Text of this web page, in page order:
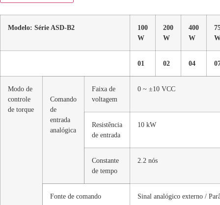
Modelo: Série ASD-B2
100
W
200
W
400
W
01 02 04
Modo de
controle
de torque
Comando
de
entrada
analógica
Faixa de
voltagem
0 ~ ±10 VCC
Resistência
de entrada
10 kW
Constante
de tempo
2.2 nós
Fonte de comando Sinal analógico externo /